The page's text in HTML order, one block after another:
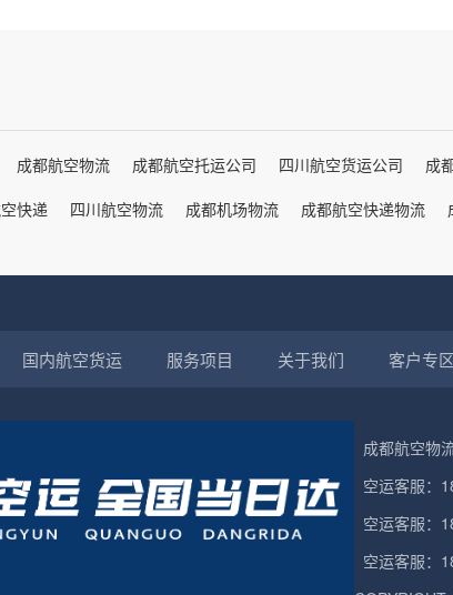
成都航空物流 成都航空托运公司 四川航空货运公司 成
快递 四川航空物流 成都机场物流 成都航空快递物流
国内航空货运 服务项目 关于我们 客户专区
成都航空物
空运客服：
空运客服：
空运客服：